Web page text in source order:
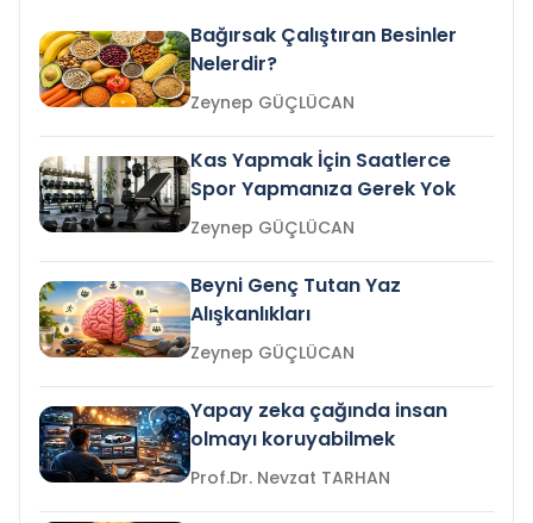
Bağırsak Çalıştıran Besinler
Nelerdir?
Zeynep GÜÇLÜCAN
Kas Yapmak İçin Saatlerce
Spor Yapmanıza Gerek Yok
Zeynep GÜÇLÜCAN
Beyni Genç Tutan Yaz
Alışkanlıkları
Zeynep GÜÇLÜCAN
Yapay zeka çağında insan
olmayı koruyabilmek
Prof.Dr. Nevzat TARHAN